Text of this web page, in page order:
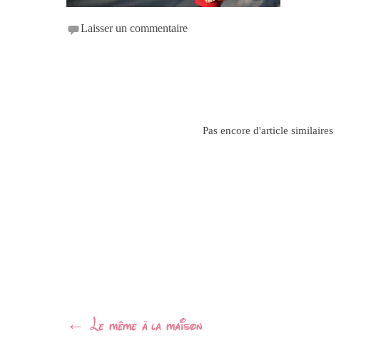
Laisser un commentaire
Pas encore d'article similaires
Navigation
← Le même à la maison